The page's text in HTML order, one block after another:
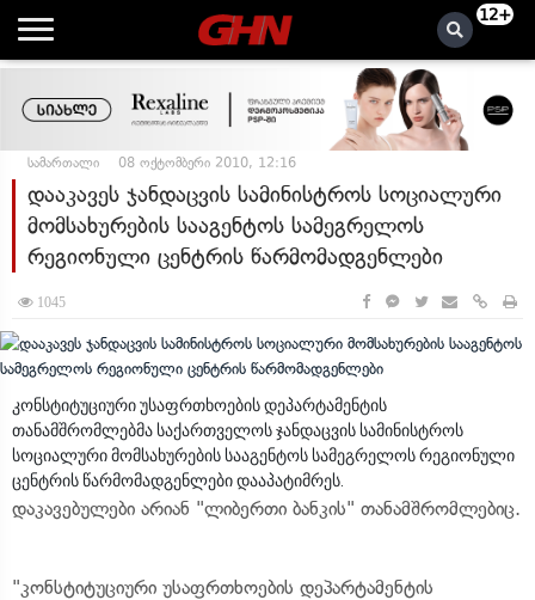
12+
სამართალი 08 ოქტომბერი 2010, 12:16
დააკავეს ჯანდაცვის სამინისტროს სოციალური
მომსახურების სააგენტოს სამეგრელოს
რეგიონული ცენტრის წარმომადგენლები
1045
კონსტიტუციური უსაფრთხოების დეპარტამენტის
თანამშრომლებმა საქართველოს ჯანდაცვის სამინისტროს
სოციალური მომსახურების სააგენტოს სამეგრელოს რეგიონული
ცენტრის წარმომადგენლები დააპატიმრეს.
დაკავებულები არიან "ლიბერთი ბანკის" თანამშრომლებიც.
"კონსტიტუციური უსაფრთხოების დეპარტამენტის